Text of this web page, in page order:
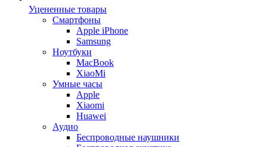
Уцененные товары
Cмартфоны
Apple iPhone
Samsung
Ноутбуки
MacBook
XiaoMi
Умные часы
Apple
Xiaomi
Huawei
Аудио
Беспроводные наушники